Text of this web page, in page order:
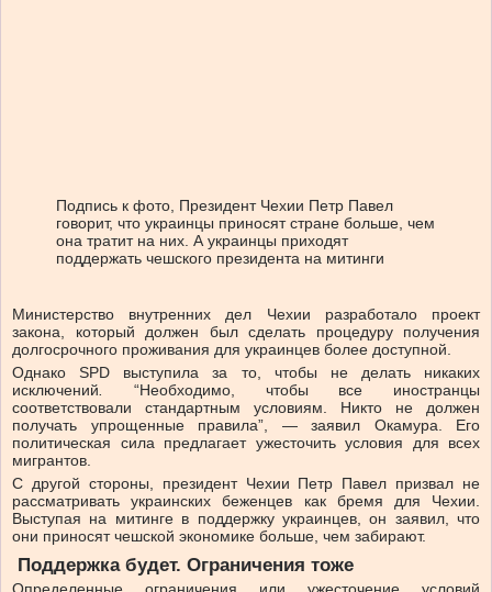
Подпись к фото, Президент Чехии Петр Павел
говорит, что украинцы приносят стране больше, чем
она тратит на них. А украинцы приходят
поддержать чешского президента на митинги
Министерство внутренних дел Чехии разработало проект
закона, который должен был сделать процедуру получения
долгосрочного проживания для украинцев более доступной.
Однако SPD выступила за то, чтобы не делать никаких
исключений
“Необходимо, чтобы все иностранцы
соответствовали стандартным условиям. Никто не должен
получать упрощенные правила”, — заявил Окамура. Его
политическая сила предлагает ужесточить условия для всех
мигрантов.
С другой стороны, президент Чехии Петр Павел призвал не
рассматривать украинских беженцев как бремя для Чехии.
Выступая на митинге в поддержку украинцев, он заявил, что
они приносят чешской экономике больше, чем забирают.
Поддержка будет. Ограничения тоже